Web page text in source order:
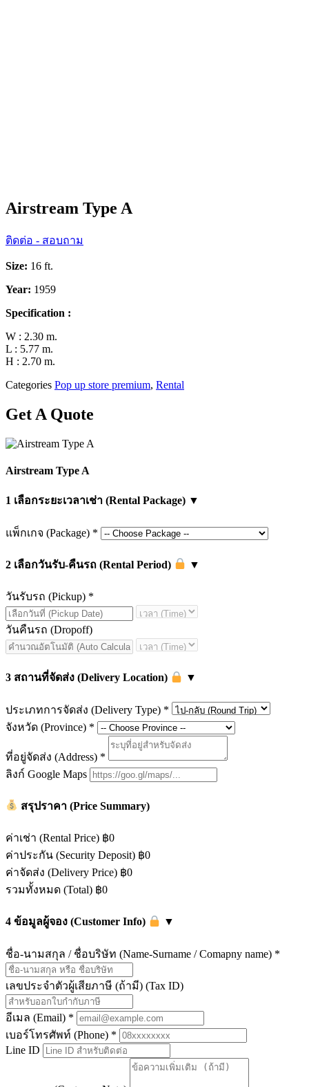
Airstream Type A
ติดต่อ - สอบถาม
Size: 16 ft.
Year: 1959
Specification :
W : 2.30 m.
L : 5.77 m.
H : 2.70 m.
Categories Pop up store premium, Rental
Get A Quote
Airstream Type A
1 เลือกระยะเวลาเช่า (Rental Package) ▼
แพ็กเกจ (Package) *
2 เลือกวันรับ-คืนรถ (Rental Period) ▼
วันรับรถ (Pickup) *
วันคืนรถ (Dropoff)
3 สถานที่จัดส่ง (Delivery Location) ▼
ประเภทการจัดส่ง (Delivery Type) *
จังหวัด (Province) *
ที่อยู่จัดส่ง (Address) *
ลิงก์ Google Maps
สรุปราคา (Price Summary)
ค่าเช่า (Rental Price) ฿0
ค่าประกัน (Security Deposit) ฿0
ค่าจัดส่ง (Delivery Price) ฿0
รวมทั้งหมด (Total) ฿0
4 ข้อมูลผู้จอง (Customer Info) ▼
ชื่อ-นามสกุล / ชื่อบริษัท (Name-Surname / Comapny name) *
เลขประจำตัวผู้เสียภาษี (ถ้ามี) (Tax ID)
อีเมล (Email) *
เบอร์โทรศัพท์ (Phone) *
Line ID